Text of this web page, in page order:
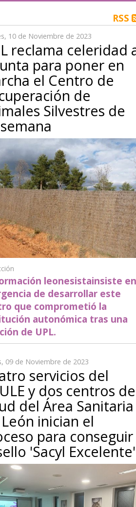
RSS
10 de Noviembre de 2023
reclama celeridad
para poner en
el Centro de
de
Silvestres de
leonesistainsiste en
de desarrollar este
que comprometió la
autonómica tras una
de UPL.
09 de Noviembre de 2023
servicios del
y dos centros de
del Área Sanitaria
inician el
para conseguir
'Sacyl Excelente'